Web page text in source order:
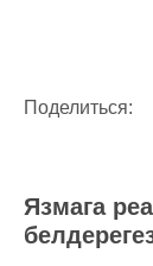
Поделиться:
Язмага